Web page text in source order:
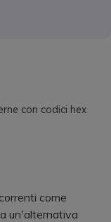
con codici hex
come
un'alternativa